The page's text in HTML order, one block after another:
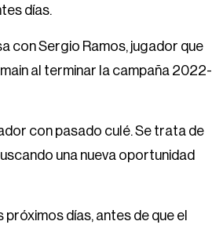
días.
con Sergio Ramos, jugador que
al terminar la campaña 2022-
con pasado culé. Se trata de
una nueva oportunidad
días, antes de que el